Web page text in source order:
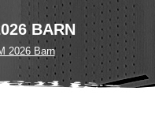
BARN
2026 Barn